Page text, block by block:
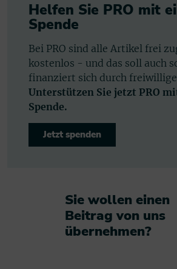
Helfen Sie PRO mit
Spende
Bei PRO sind alle Artikel frei
kostenlos - und das soll auch
finanziert sich durch freiwillige
Unterstützen Sie jetzt PRO
Spende.
Jetzt spenden
Sie wollen einen
Beitrag von uns
übernehmen?​